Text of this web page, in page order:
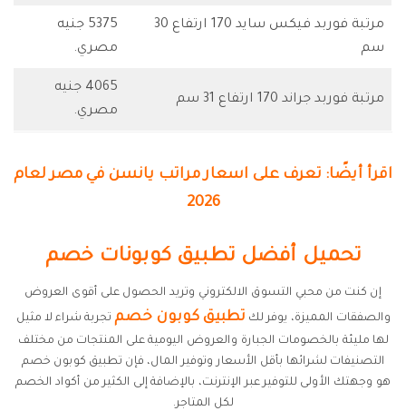
مرتبة فوربد فيكس سايد 170 ارتفاع 30
سم
5375 جنيه
مصري.
مرتبة فوربد جراند 170 ارتفاع 31 سم
4065 جنيه
مصري.
اقرأ أيضًا: تعرف على اسعار مراتب يانسن في مصر لعام
2026
تحميل أفضل تطبيق كوبونات خصم
إن كنت من محبي التسوق الالكتروني وتريد الحصول على أقوى العروض
والصفقات المميزة، يوفر لك تطبيق كوبون خصم تجربة شراء لا مثيل
لها مليئة بالخصومات الجبارة والعروض اليومية على المنتجات من مختلف
التصنيفات لشرائها بأقل الأسعار وتوفير المال، فإن تطبيق كوبون خصم
هو وجهتك الأولى للتوفير عبر الإنترنت، بالإضافة إلى الكثير من أكواد الخصم
لكل المتاجر.